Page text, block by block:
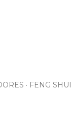
FENG SHUI